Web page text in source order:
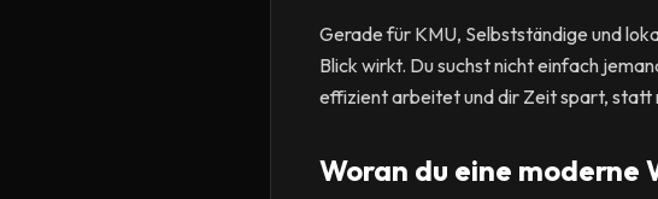
Gerade für KMU, Selbstständige und
Blick wirkt. Du suchst nicht einfach
effizient arbeitet und dir Zeit spart, statt
Woran du eine moderne